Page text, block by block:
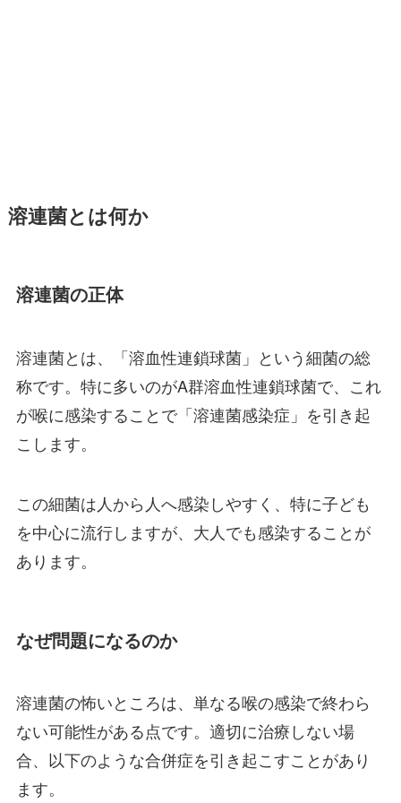
溶連菌とは何か
溶連菌の正体
溶連菌とは、「溶血性連鎖球菌」という細菌の総
称です。特に多いのがA群溶血性連鎖球菌で、これ
が喉に感染することで「溶連菌感染症」を引き起
こします。
この細菌は人から人へ感染しやすく、特に子ども
を中心に流行しますが、大人でも感染することが
あります。
なぜ問題になるのか
溶連菌の怖いところは、単なる喉の感染で終わら
ない可能性がある点です。適切に治療しない場
合、以下のような合併症を引き起こすことがあり
ます。